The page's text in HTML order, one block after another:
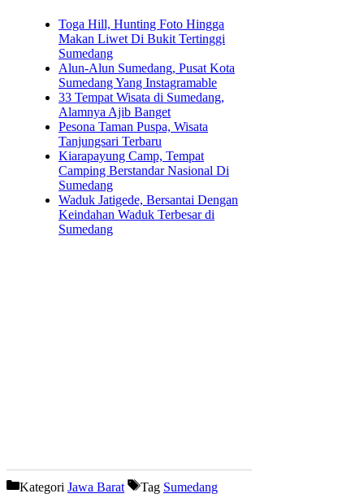
Toga Hill, Hunting Foto Hingga
Makan Liwet Di Bukit Tertinggi
Sumedang
Alun-Alun Sumedang, Pusat Kota
Sumedang Yang Instagramable
33 Tempat Wisata di Sumedang,
Alamnya Ajib Banget
Pesona Taman Puspa, Wisata
Tanjungsari Terbaru
Kiarapayung Camp, Tempat
Camping Berstandar Nasional Di
Sumedang
Waduk Jatigede, Bersantai Dengan
Keindahan Waduk Terbesar di
Sumedang
Kategori Jawa Barat Tag Sumedang